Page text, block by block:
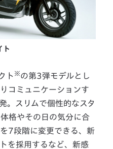
ト
ト ※の第3弾モデルとし
コミュニケーションす
。スリムで個性的なスタ
格やその日の気分に合
7段階に変更できる、新
を採用するなど、新感